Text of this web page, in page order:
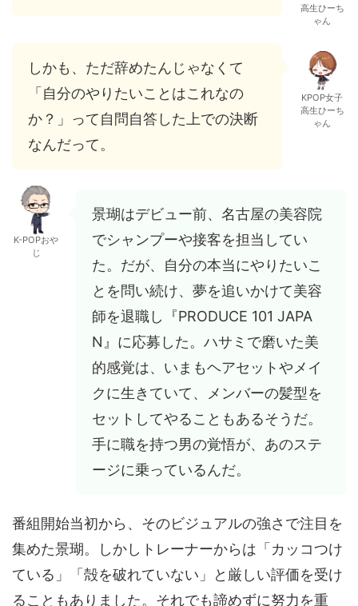
高生ひーち
ゃん
しかも、ただ辞めたんじゃなくて
「自分のやりたいことはこれなの
か？」って自問自答した上での決断
なんだって。
KPOP女子
高生ひーち
ゃん
K-POPおや
じ
景瑚はデビュー前、名古屋の美容院
でシャンプーや接客を担当してい
た。だが、自分の本当にやりたいこ
とを問い続け、夢を追いかけて美容
師を退職し『PRODUCE 101 JAPA
N』に応募した。ハサミで磨いた美
的感覚は、いまもヘアセットやメイ
クに生きていて、メンバーの髪型を
セットしてやることもあるそうだ。
手に職を持つ男の覚悟が、あのステ
ージに乗っているんだ。
番組開始当初から、そのビジュアルの強さで注目を
集めた景瑚。しかしトレーナーからは「カッコつけ
ている」「殻を破れていない」と厳しい評価を受け
ることもありました。それでも諦めずに努力を重